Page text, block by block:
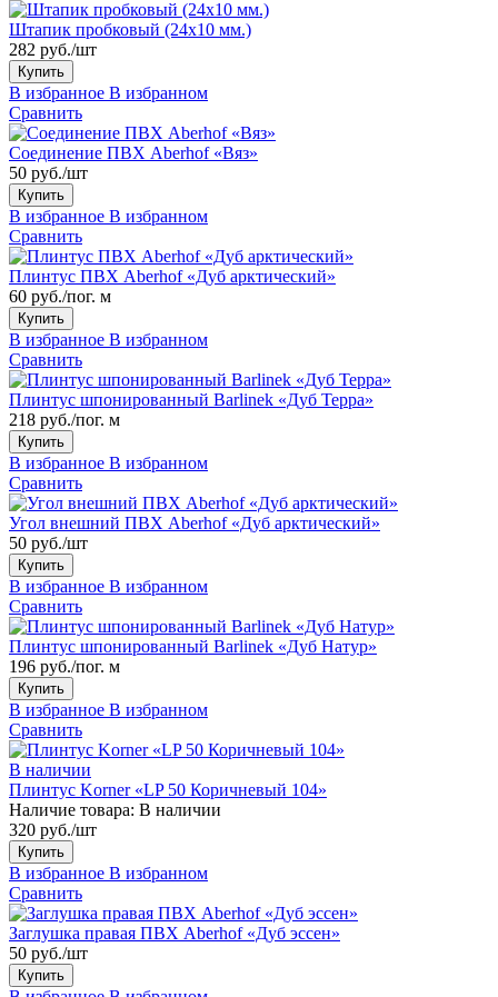
Штапик пробковый (24x10 мм.)
282 руб./шт
Купить
В избранное В избранном
Сравнить
Соединение ПВХ Aberhof «Вяз»
50 руб./шт
Купить
В избранное В избранном
Сравнить
Плинтус ПВХ Aberhof «Дуб арктический»
60 руб./пог. м
Купить
В избранное В избранном
Сравнить
Плинтус шпонированный Barlinek «Дуб Терра»
218 руб./пог. м
Купить
В избранное В избранном
Сравнить
Угол внешний ПВХ Aberhof «Дуб арктический»
50 руб./шт
Купить
В избранное В избранном
Сравнить
Плинтус шпонированный Barlinek «Дуб Натур»
196 руб./пог. м
Купить
В избранное В избранном
Сравнить
В наличии
Плинтус Korner «LP 50 Коричневый 104»
Наличие товара: В наличии
320 руб./шт
Купить
В избранное В избранном
Сравнить
Заглушка правая ПВХ Aberhof «Дуб эссен»
50 руб./шт
Купить